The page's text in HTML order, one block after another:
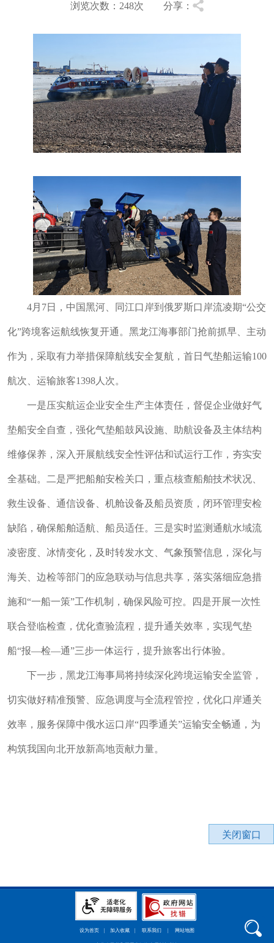
浏览次数：248次 分享：
4月7日，中国黑河、同江口岸到俄罗斯口岸流凌期“公交
化”跨境客运航线恢复开通。黑龙江海事部门抢前抓早、主动
作为，采取有力举措保障航线安全复航，首日 气垫船运输100
航次、运输旅客1398人次。
一是压实航运企业安全生产主体责任，督促企业做好气
垫船安全自查，强化气垫船鼓风设施、助航设备及主体结构
维修保养，深入开展航线安全性评估和试运行工作，夯实安
全基础。二是严把船舶安检关口，重点核查船舶技术状况、
救生设备、通信设备、机舱设备及船员资质， 闭环管理安检
缺陷，确保船舶适航、船员适任。三是实时监测通航水域流
凌密度、冰情变化，及时转发水文、气象预警信息，深化与
海关、边检等部门的应急联动与信息共享，落实落细应急措
施和“一船一策”工作机制，确保风险可控。四是开展一次性
联合登临检查，优化查验流程，提升通关效率，实现气垫
船“报—检—通”三步一体运行，提升旅客出行体验。
下一步，黑龙江海事局将持续深化跨境运输安全监管，
切实做好精准预警、应急调度与全流程管控，优化口岸通关
效率，服务保障中俄水运口岸“四季通关”运输安全畅通，为
构筑我国向北开放新高地贡献力量。
关闭窗口
设为首页 加入收藏 联系我们 网站地图